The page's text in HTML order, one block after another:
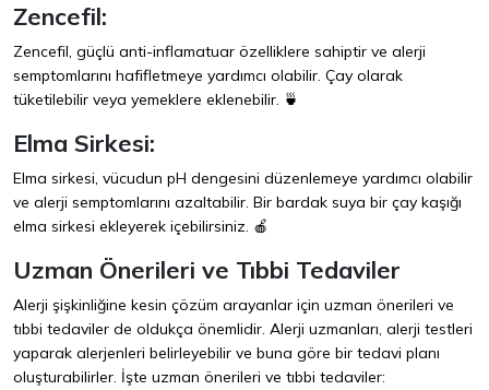
Zencefil:
Zencefil, güçlü anti-inflamatuar özelliklere sahiptir ve alerji
semptomlarını hafifletmeye yardımcı olabilir. Çay olarak
tüketilebilir veya yemeklere eklenebilir. 🍵
Elma Sirkesi:
Elma sirkesi, vücudun pH dengesini düzenlemeye yardımcı olabilir
ve alerji semptomlarını azaltabilir. Bir bardak suya bir çay kaşığı
elma sirkesi ekleyerek içebilirsiniz. 🍎
Uzman Önerileri ve Tıbbi Tedaviler
Alerji şişkinliğine kesin çözüm arayanlar için uzman önerileri ve
tıbbi tedaviler de oldukça önemlidir. Alerji uzmanları, alerji testleri
yaparak alerjenleri belirleyebilir ve buna göre bir tedavi planı
oluşturabilirler. İşte uzman önerileri ve tıbbi tedaviler: